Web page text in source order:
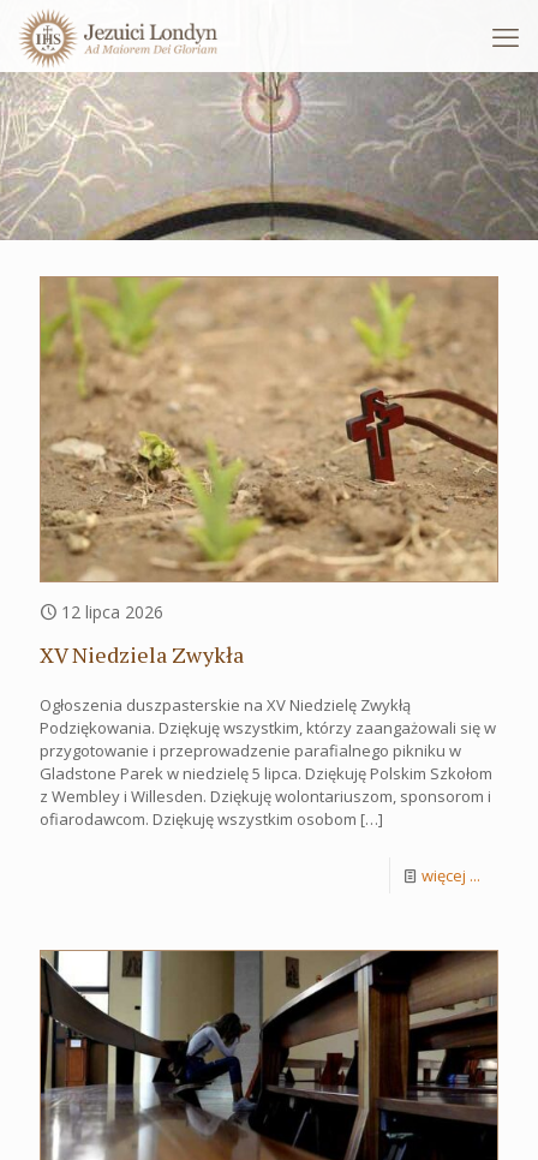
12 lipca 2026
XV Niedziela Zwykła
Ogłoszenia duszpasterskie na XV Niedzielę Zwykłą
Podziękowania. Dziękuję wszystkim, którzy zaangażowali się w
przygotowanie i przeprowadzenie parafialnego pikniku w
Gladstone Parek w niedzielę 5 lipca. Dziękuję Polskim Szkołom
z Wembley i Willesden. Dziękuję wolontariuszom, sponsorom i
ofiarodawcom. Dziękuję wszystkim osobom […]
więcej ...